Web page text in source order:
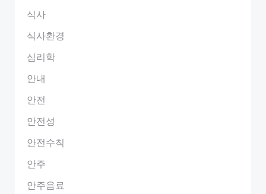
식사
식사환경
심리학
안내
안전
안전성
안전수칙
안주
안주음료